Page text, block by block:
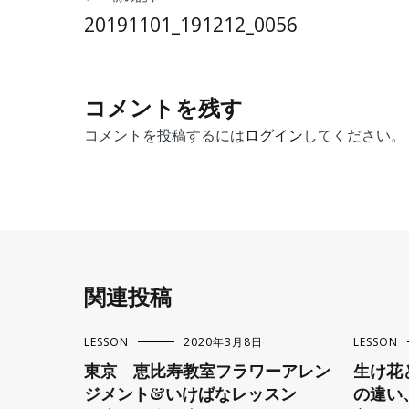
投
ナ
ビ
シ
ョ
ン
20191101_191212_0056
コメントを残す
コメントを投稿するにはログインしてください。
関連投稿
LESSON 2020年3月8日
東京 恵比寿教室フラワーアレン
ジメント&いけばなレッスン
LESSON
生け花
の違い